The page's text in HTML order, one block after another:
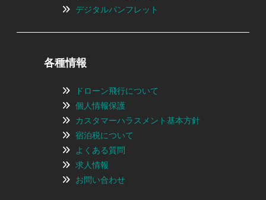
デジタルパンフレット
各種情報
ドローン飛行について
個人情報保護
カスタマーハラスメント基本方針
宿泊税について
よくある質問
求人情報
お問い合わせ